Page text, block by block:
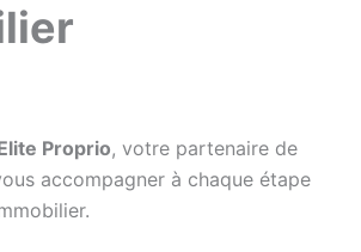
Proprio, votre partenaire de
accompagner à chaque étape